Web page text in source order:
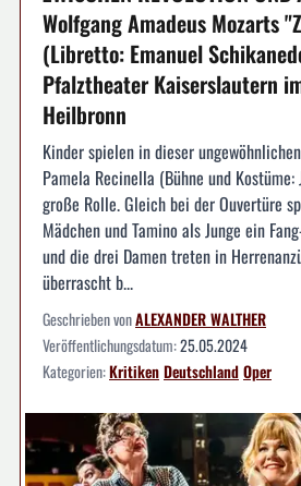
Wolfgang Amadeus Mozarts
(Libretto: Emanuel
Pfalztheater Kaiserslautern
Heilbronn
Kinder spielen in dieser
Pamela Recinella (Bühne und
große Rolle. Gleich bei der Ouvertüre
Mädchen und Tamino als Junge ein
und die drei Damen treten in
überrascht b...
Geschrieben vonALEXANDER WALTHER
Veröffentlichungsdatum:25.05.2024
Kategorien:KritikenDeutschlandOper